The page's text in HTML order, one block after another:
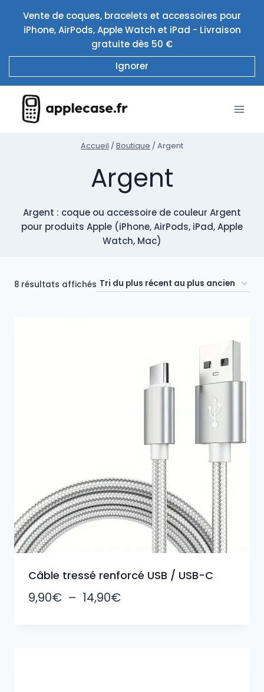
contenu
Vente de coques, bracelets et accessoires pour
iPhone, AirPods, Apple Watch et iPad - Livraison
gratuite dès 50 €
Ignorer
Accueil / Boutique / Argent
Argent
Argent : coque ou accessoire de couleur Argent
pour produits Apple (iPhone, AirPods, iPad, Apple
Watch, Mac)
8 résultats affichés Trié
Câble tressé renforcé USB / USB-C
9,90€ – 14,90€Plage